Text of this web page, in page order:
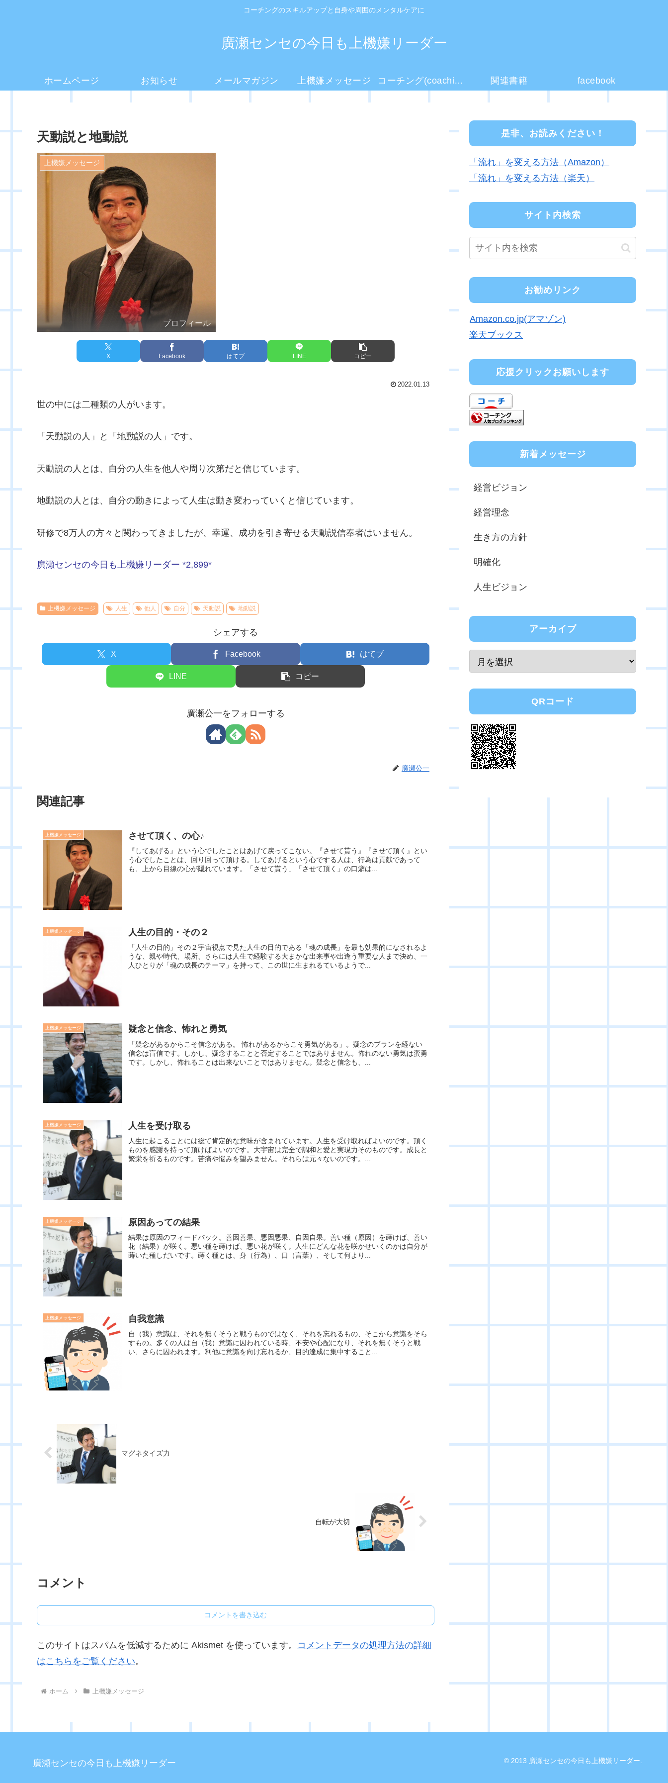
コーチングのスキルアップと自身や周囲のメンタルケアに
廣瀬センセの今日も上機嫌リーダー
ホームページ お知らせ メールマガジン 上機嫌メッセージ コーチング(coaching)とは？ 関連書籍 facebook
天動説と地動説
上機嫌メッセージ
プロフィール
X Facebook はてブ LINE コピー
2022.01.13
世の中には二種類の人がいます。
「天動説の人」と「地動説の人」です。
天動説の人とは、自分の人生を他人や周り次第だと信じています。
地動説の人とは、自分の動きによって人生は動き変わっていくと信じています。
研修で8万人の方々と関わってきましたが、幸運、成功を引き寄せる天動説信奉者はいません。
廣瀬センセの今日も上機嫌リーダー *2,899*
上機嫌メッセージ 人生 他人 自分 天動説 地動説
シェアする
X Facebook はてブ
LINE コピー
廣瀬公一をフォローする
廣瀬公一
関連記事
上機嫌メッセージ させて頂く、の心♪
『してあげる』という心でしたことはあげて戻ってこない。『させて貰う』『させて頂く』とい
う心でしたことは、回り回って頂ける。してあげるという心でする人は、行為は貢献であって
も、上から目線の心が隠れています。「させて貰う」「させて頂く」の口癖は...
上機嫌メッセージ 人生の目的・その２
「人生の目的」その２宇宙視点で見た人生の目的である「魂の成長」を最も効果的になされるよ
うな、親や時代、場所、さらには人生で経験する大まかな出来事や出逢う重要な人まで決め、一
人ひとりが「魂の成長のテーマ」を持って、この世に生まれるているようで...
上機嫌メッセージ 疑念と信念、怖れと勇気
「疑念があるからこそ信念がある。 怖れがあるからこそ勇気がある」。疑念のプランを経ない
信念は盲信です。しかし、疑念することと否定することではありません。怖れのない勇気は蛮勇
です。しかし、怖れることは出来ないことではありません。疑念と信念も、...
上機嫌メッセージ 人生を受け取る
人生に起こることには総て肯定的な意味が含まれています。人生を受け取ればよいのです。頂く
ものを感謝を持って頂けばよいのです。大宇宙は完全で調和と愛と実現力そのものです。成長と
繁栄を祈るものです。苦痛や悩みを望みません。それらは元々ないのです。...
上機嫌メッセージ 原因あっての結果
結果は原因のフィードバック。善因善果、悪因悪果、自因自果。善い種（原因）を蒔けば、善い
花（結果）が咲く。悪い種を蒔けば、悪い花が咲く。人生にどんな花を咲かせいくのかは自分が
蒔いた種しだいです。蒔く種とは、身（行為）、口（言葉）、そして何より...
上機嫌メッセージ 自我意識
自（我）意識は、それを無くそうと戦うものではなく、それを忘れるもの、そこから意識をそら
すもの。多くの人は自（我）意識に囚われている時、不安や心配になり、それを無くそうと戦
い、さらに囚われます。利他に意識を向け忘れるか、目的達成に集中すること...
マグネタイズ力
自転が大切
コメント
コメントを書き込む
このサイトはスパムを低減するために Akismet を使っています。 コメントデータの処理方法の詳細
はこちらをご覧ください。
ホーム 上機嫌メッセージ
是非、お読みください！
「流れ」を変える方法（Amazon）
「流れ」を変える方法（楽天）
サイト内検索
お勧めリンク
Amazon.co.jp(アマゾン)
楽天ブックス
応援クリックお願いします
新着メッセージ
経営ビジョン
経営理念
生き方の方針
明確化
人生ビジョン
アーカイブ
QRコード
廣瀬センセの今日も上機嫌リーダー © 2013 廣瀬センセの今日も上機嫌リーダー.